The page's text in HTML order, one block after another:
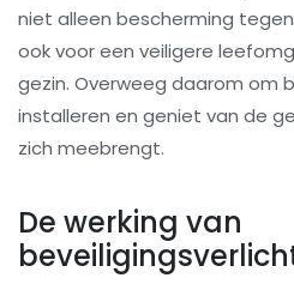
niet alleen bescherming
ook voor een veiligere
gezin. Overweeg daarom om
installeren en geniet van de
zich meebrengt.
De werking van